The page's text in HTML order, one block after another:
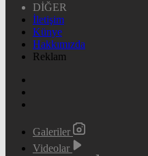
DİĞER
İletişim
Künye
Hakkımızda
Reklam
Galeriler
Videolar